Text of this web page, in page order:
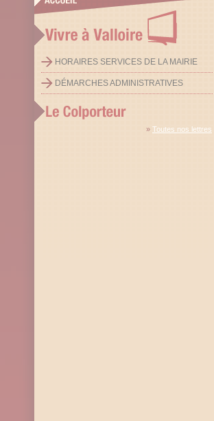
HORAIRES SERVICES DE LA MAIRIE
DÉMARCHES ADMINISTRATIVES
» Toutes nos lettres